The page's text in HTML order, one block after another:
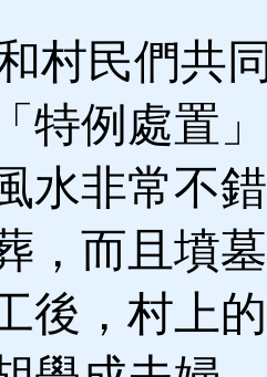
村民們共
特例處置
水非常不
，而且墳
後，村上